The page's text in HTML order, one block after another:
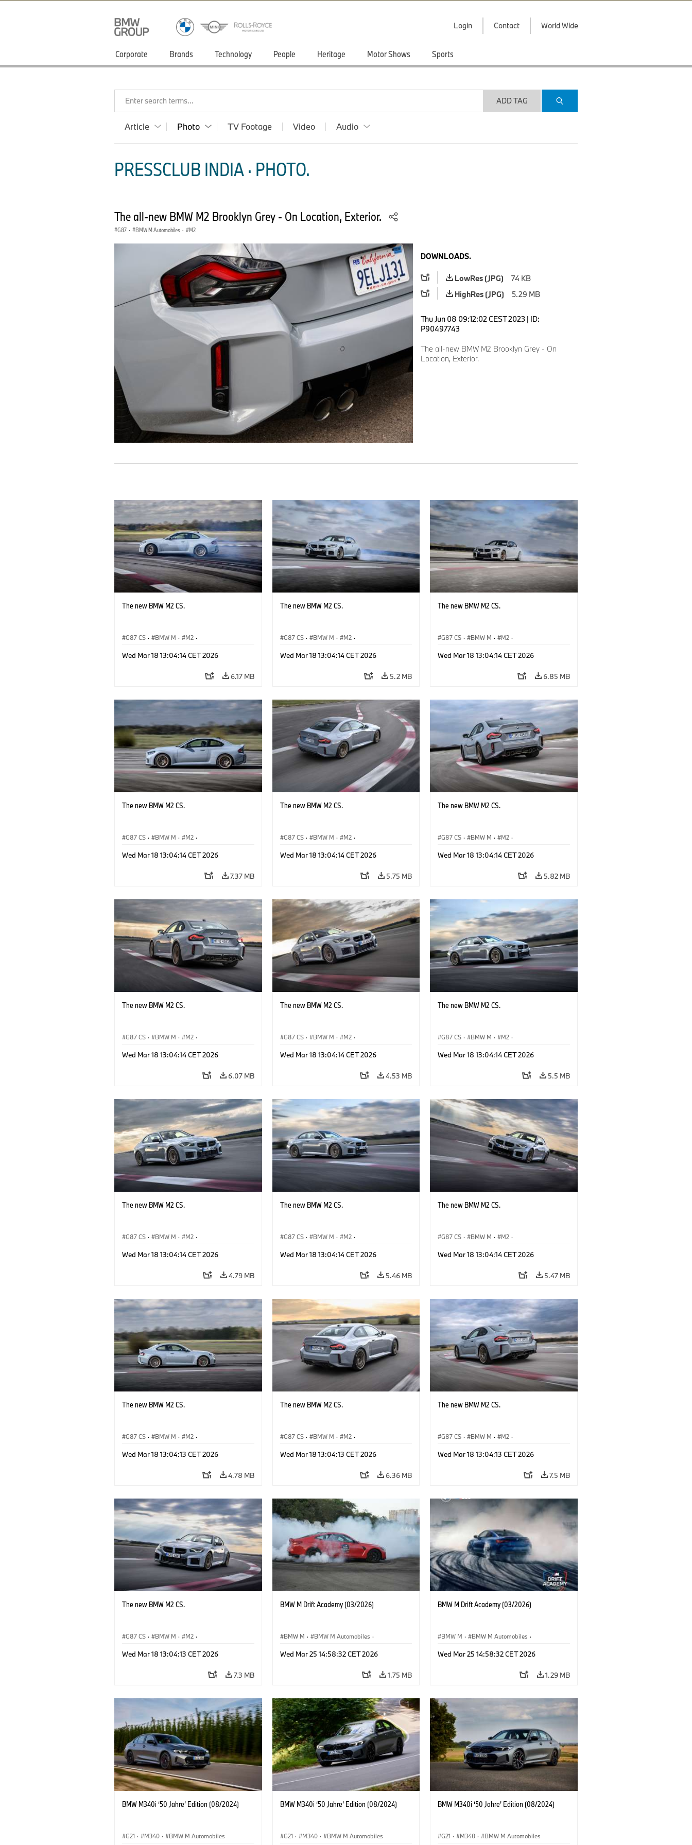
Login Contact World Wide
Corporate Brands Technology People Heritage Motor Shows Sports
Enter search terms... ADD TAG
Article Photo TV Footage Video Audio
PRESSCLUB INDIA · PHOTO.
The all-new BMW M2 Brooklyn Grey - On Location, Exterior.
G87 · BMW M Automobiles · M2
DOWNLOADS.
LowRes (JPG)
74 KB
HighRes (JPG)
5.29 MB
Thu Jun 08 09:12:02 CEST 2023 | ID:
P90497743
The all-new BMW M2 Brooklyn Grey - On
Location, Exterior.
The new BMW M2 CS.
G87 CS · BMW M · M2 ·
Wed Mar 18 13:04:14 CET 2026
6.17 MB
The new BMW M2 CS.
G87 CS · BMW M · M2 ·
Wed Mar 18 13:04:14 CET 2026
5.2 MB
The new BMW M2 CS.
G87 CS · BMW M · M2 ·
Wed Mar 18 13:04:14 CET 2026
6.85 MB
The new BMW M2 CS.
G87 CS · BMW M · M2 ·
Wed Mar 18 13:04:14 CET 2026
7.37 MB
The new BMW M2 CS.
G87 CS · BMW M · M2 ·
Wed Mar 18 13:04:14 CET 2026
5.75 MB
The new BMW M2 CS.
G87 CS · BMW M · M2 ·
Wed Mar 18 13:04:14 CET 2026
5.82 MB
The new BMW M2 CS.
G87 CS · BMW M · M2 ·
Wed Mar 18 13:04:14 CET 2026
6.07 MB
The new BMW M2 CS.
G87 CS · BMW M · M2 ·
Wed Mar 18 13:04:14 CET 2026
4.53 MB
The new BMW M2 CS.
G87 CS · BMW M · M2 ·
Wed Mar 18 13:04:14 CET 2026
5.5 MB
The new BMW M2 CS.
G87 CS · BMW M · M2 ·
Wed Mar 18 13:04:14 CET 2026
4.79 MB
The new BMW M2 CS.
G87 CS · BMW M · M2 ·
Wed Mar 18 13:04:14 CET 2026
5.46 MB
The new BMW M2 CS.
G87 CS · BMW M · M2 ·
Wed Mar 18 13:04:14 CET 2026
5.47 MB
The new BMW M2 CS.
G87 CS · BMW M · M2 ·
Wed Mar 18 13:04:13 CET 2026
4.78 MB
The new BMW M2 CS.
G87 CS · BMW M · M2 ·
Wed Mar 18 13:04:13 CET 2026
6.36 MB
The new BMW M2 CS.
G87 CS · BMW M · M2 ·
Wed Mar 18 13:04:13 CET 2026
7.5 MB
The new BMW M2 CS.
G87 CS · BMW M · M2 ·
Wed Mar 18 13:04:13 CET 2026
7.3 MB
BMW M Drift Academy (03/2026)
BMW M · BMW M Automobiles ·
Wed Mar 25 14:58:32 CET 2026
1.75 MB
BMW M Drift Academy (03/2026)
BMW M · BMW M Automobiles ·
Wed Mar 25 14:58:32 CET 2026
1.29 MB
BMW M340i ‘50 Jahre’ Edition (08/2024)
G21 · M340 · BMW M Automobiles
BMW M340i ‘50 Jahre’ Edition (08/2024)
G21 · M340 · BMW M Automobiles
BMW M340i ‘50 Jahre’ Edition (08/2024)
G21 · M340 · BMW M Automobiles